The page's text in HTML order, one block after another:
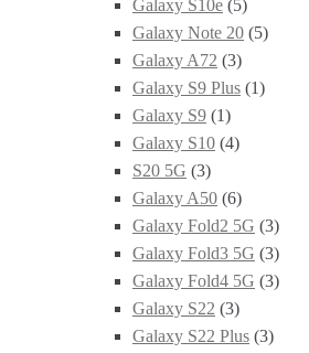
Galaxy S10e (5)
Galaxy Note 20 (5)
Galaxy A72 (3)
Galaxy S9 Plus (1)
Galaxy S9 (1)
Galaxy S10 (4)
S20 5G (3)
Galaxy A50 (6)
Galaxy Fold2 5G (3)
Galaxy Fold3 5G (3)
Galaxy Fold4 5G (3)
Galaxy S22 (3)
Galaxy S22 Plus (3)